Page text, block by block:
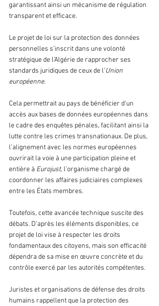
garantissant ainsi un mécanisme de régulation
transparent et efficace.
Le projet de loi sur la protection des données
personnelles s’inscrit dans une volonté
stratégique de l’Algérie de rapprocher ses
standards juridiques de ceux de l’Union
européenne.
Cela permettrait au pays de bénéficier d’un
accès aux bases de données européennes dans
le cadre des enquêtes pénales, facilitant ainsi la
lutte contre les crimes transnationaux. De plus,
l’alignement avec les normes européennes
ouvrirait la voie à une participation pleine et
entière à Eurojust, l’organisme chargé de
coordonner les affaires judiciaires complexes
entre les États membres.
Toutefois, cette avancée technique suscite des
débats. D’après les éléments disponibles, ce
projet de loi vise à respecter les droits
fondamentaux des citoyens, mais son efficacité
dépendra de sa mise en œuvre concrète et du
contrôle exercé par les autorités compétentes.
Juristes et organisations de défense des droits
humains rappellent que la protection des